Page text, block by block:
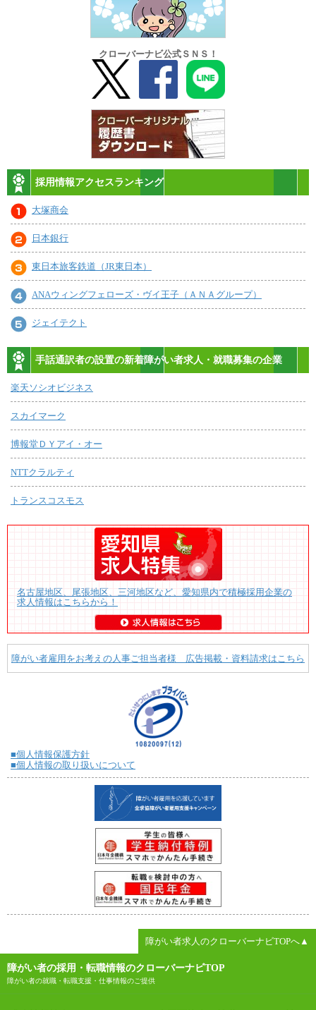
クローバーナビ公式ＳＮＳ！
採用情報アクセスランキング
大塚商会
日本銀行
東日本旅客鉄道（JR東日本）
ANAウィングフェローズ・ヴイ王子（ＡＮＡグループ）
ジェイテクト
手話通訳者の設置の新着障がい者求人・就職募集の企業
楽天ソシオビジネス
スカイマーク
博報堂ＤＹアイ・オー
NTTクラルティ
トランスコスモス
名古屋地区、尾張地区、三河地区など、愛知県内で積極採用企業の
求人情報はこちらから！
障がい者雇用をお考えの人事ご担当者様 広告掲載・資料請求はこちら
■個人情報保護方針
■個人情報の取り扱いについて
障がい者求人のクローバーナビTOPへ▲
障がい者の採用・転職情報のクローバーナビTOP
障がい者の就職・転職支援・仕事情報のご提供